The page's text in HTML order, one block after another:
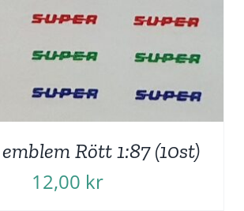
Rött 1:87 (10st)
12,00 kr